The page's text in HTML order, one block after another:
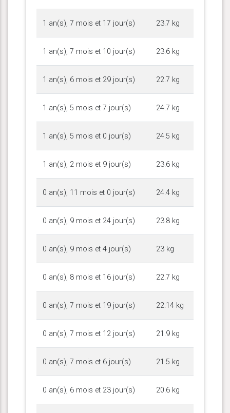
1 an(s), 7 mois et 17 jour(s) 23.7 kg
1 an(s), 7 mois et 10 jour(s) 23.6 kg
1 an(s), 6 mois et 29 jour(s) 22.7 kg
1 an(s), 5 mois et 7 jour(s) 24.7 kg
1 an(s), 5 mois et 0 jour(s) 24.5 kg
1 an(s), 2 mois et 9 jour(s) 23.6 kg
0 an(s), 11 mois et 0 jour(s) 24.4 kg
0 an(s), 9 mois et 24 jour(s) 23.8 kg
0 an(s), 9 mois et 4 jour(s) 23 kg
0 an(s), 8 mois et 16 jour(s) 22.7 kg
0 an(s), 7 mois et 19 jour(s) 22.14 kg
0 an(s), 7 mois et 12 jour(s) 21.9 kg
0 an(s), 7 mois et 6 jour(s) 21.5 kg
0 an(s), 6 mois et 23 jour(s) 20.6 kg